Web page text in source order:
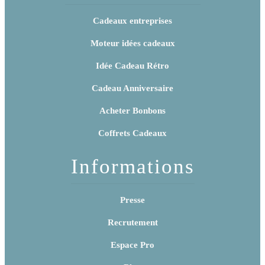
Cadeaux entreprises
Moteur idées cadeaux
Idée Cadeau Rétro
Cadeau Anniversaire
Acheter Bonbons
Coffrets Cadeaux
Informations
Presse
Recrutement
Espace Pro